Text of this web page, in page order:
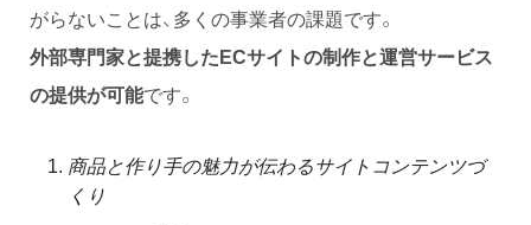
がらないことは、多くの事業者の課題です。
外部専門家と提携したECサイトの制作と運営サービス
の提供が可能です。
商品と作り手の魅力が伝わるサイトコンテンツづ
くり